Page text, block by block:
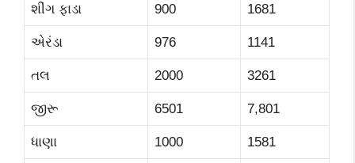
શીંગ ફાડા 900 1681
એરંડા 976 1141
તલ 2000 3261
જીરૂ 6501 7,801
ધાણા 1000 1581